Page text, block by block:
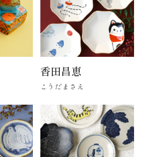
香田昌恵
こうだまさえ